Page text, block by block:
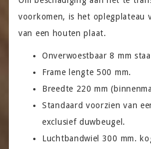
voorkomen, is het oplegplateau
van een houten plaat.
Onverwoestbaar 8 mm
Frame lengte 500 mm.
Breedte 220 mm
Standaard voorzien van
exclusief duwbeugel.
Luchtbandwiel 300 mm.